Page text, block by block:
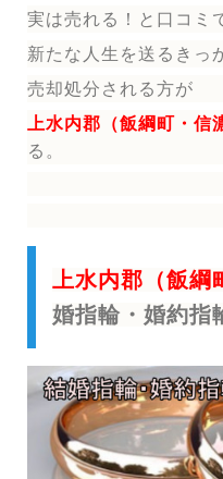
実は売れる！と口コミ
新たな人生を送る きっ
売却処分される方が
上水内郡（飯綱町・信
る。
上水内郡（飯綱
婚指輪・婚約指